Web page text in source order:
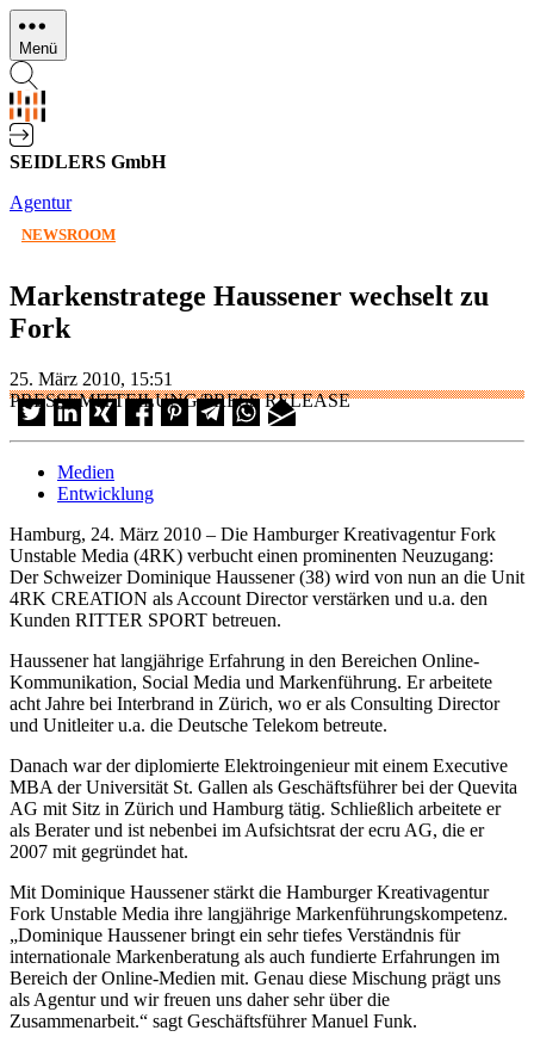
Direkt
zum
Inhalt
Menü
SEIDLERS GmbH
Agentur
NEWSROOM
Markenstratege Haussener wechselt zu
Fork
25. März 2010, 15:51
PRESSEMITTEILUNG/PRESS RELEASE
Medien
Entwicklung
Hamburg, 24. März 2010 – Die Hamburger Kreativagentur Fork
Unstable Media (4RK) verbucht einen prominenten Neuzugang:
Der Schweizer Dominique Haussener (38) wird von nun an die Unit
4RK CREATION als Account Director verstärken und u.a. den
Kunden RITTER SPORT betreuen.
Haussener hat langjährige Erfahrung in den Bereichen Online-
Kommunikation, Social Media und Markenführung. Er arbeitete
acht Jahre bei Interbrand in Zürich, wo er als Consulting Director
und Unitleiter u.a. die Deutsche Telekom betreute.
Danach war der diplomierte Elektroingenieur mit einem Executive
MBA der Universität St. Gallen als Geschäftsführer bei der Quevita
AG mit Sitz in Zürich und Hamburg tätig. Schließlich arbeitete er
als Berater und ist nebenbei im Aufsichtsrat der ecru AG, die er
2007 mit gegründet hat.
Mit Dominique Haussener stärkt die Hamburger Kreativagentur
Fork Unstable Media ihre langjährige Markenführungskompetenz.
„Dominique Haussener bringt ein sehr tiefes Verständnis für
internationale Markenberatung als auch fundierte Erfahrungen im
Bereich der Online-Medien mit. Genau diese Mischung prägt uns
als Agentur und wir freuen uns daher sehr über die
Zusammenarbeit.“ sagt Geschäftsführer Manuel Funk.